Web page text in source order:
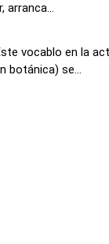
arranca...
vocablo en la
botánica) se...